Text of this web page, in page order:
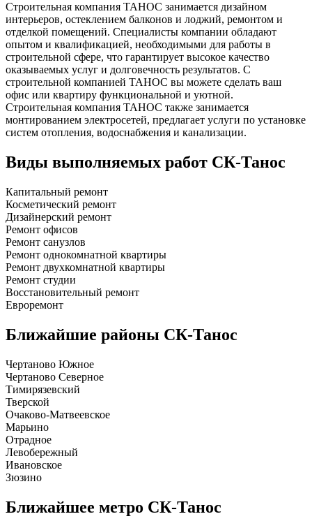
Строительная компания ТАНОС занимается дизайном
интерьеров, остеклением балконов и лоджий, ремонтом и
отделкой помещений. Специалисты компании обладают
опытом и квалификацией, необходимыми для работы в
строительной сфере, что гарантирует высокое качество
оказываемых услуг и долговечность результатов. C
строительной компанией ТАНОС вы можете сделать ваш
офис или квартиру функциональной и уютной.
Строительная компания ТАНОС также занимается
монтированием электросетей, предлагает услуги по установке
систем отопления, водоснабжения и канализации.
Виды выполняемых работ СК-Танос
Капитальный ремонт
Косметический ремонт
Дизайнерский ремонт
Ремонт офисов
Ремонт санузлов
Ремонт однокомнатной квартиры
Ремонт двухкомнатной квартиры
Ремонт студии
Восстановительный ремонт
Евроремонт
Ближайшие районы СК-Танос
Чертаново Южное
Чертаново Северное
Тимирязевский
Тверской
Очаково-Матвеевское
Марьино
Отрадное
Левобережный
Ивановское
Зюзино
Ближайшее метро СК-Танос